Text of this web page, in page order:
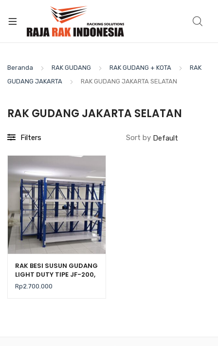
Beranda RAK GUDANG RAK GUDANG + KOTA
RAK
GUDANG JAKARTA
RAK GUDANG JAKARTA SELATAN
RAK GUDANG JAKARTA SELATAN
Filters Sort by
RAK BESI SUSUN GUDANG
LIGHT DUTY TIPE JF-200,
KEKUATAN 200 KG / LEVEL
Rp2.700.000